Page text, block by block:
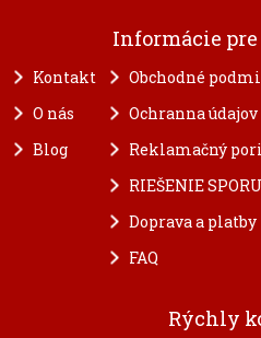
Informácie
Kontakt
O nás
Blog
Obchodné
Ochranna údajov
Reklamačný
RIEŠENIE
Doprava a platby
FAQ
Rýchly